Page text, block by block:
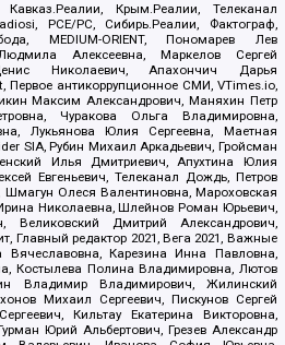
Крым.Реалии, Телеканал
PCE/PC, Сибирь.Реалии, Фактограф,
MEDIUM-ORIENT, Пономарев Лев
Алексеевна, Маркелов Сергей
Николаевич, Апахончич Дарья
Первое антикоррупционное СМИ, VTimes.io,
Максим Александрович, Маняхин Петр
Чуракова Ольга Владимировна,
Лукьянова Юлия Сергеевна, Маетная
SIA, Рубин Михаил Аркадьевич, Гройсман
Илья Дмитриевич, Апухтина Юлия
Евгеньевич, Телеканал Дождь, Петров
Шмагун Олеся Валентиновна, Мароховская
Николаевна, Шлейнов Роман Юрьевич,
Великовский Дмитрий Александрович,
Главный редактор 2021, Вега 2021, Важные
Вячеславовна, Карезина Инна Павловна,
Костылева Полина Владимировна, Лютов
Владимир Владимирович, Жилинский
Михаил Сергеевич, Пискунов Сергей
Кильтау Екатерина Викторовна,
Юрий Альбертович, Грезев Александр